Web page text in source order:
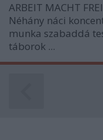
ARBEIT MACHT FREI
Néhány náci
munka szabaddá
táborok ...